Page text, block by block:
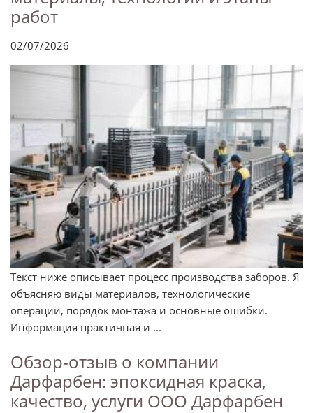
работ
02/07/2026
Текст ниже описывает процесс производства заборов. Я
объясняю виды материалов, технологические
операции, порядок монтажа и основные ошибки.
Информация практичная и ...
Обзор-отзыв о компании
Дарфарбен: эпоксидная краска,
качество, услуги ООО Дарфарбен